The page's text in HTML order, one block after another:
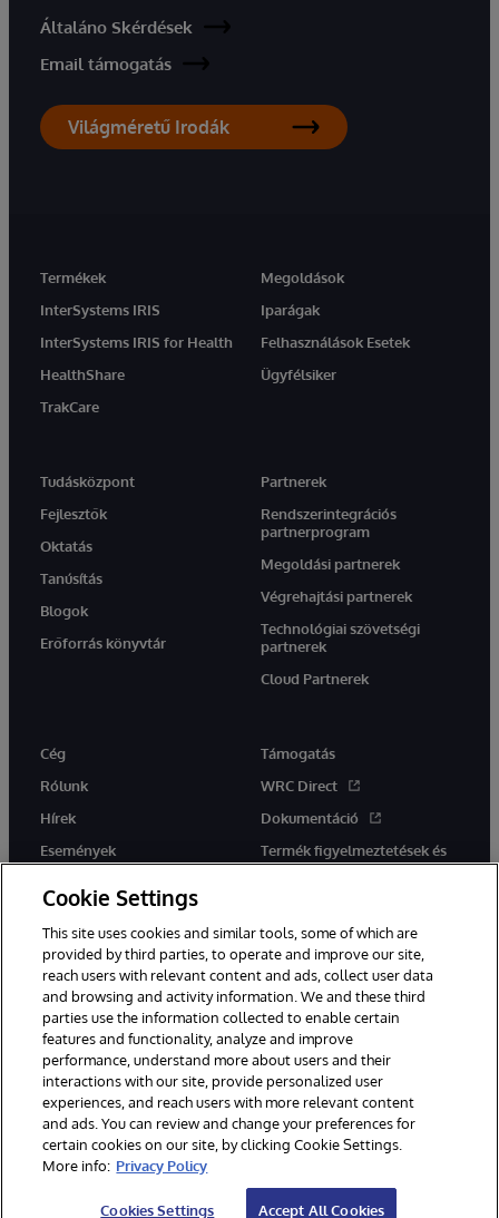
Általáno Skérdések
Email támogatás
Világméretű Irodák
Termékek
InterSystems IRIS
InterSystems IRIS for Health
HealthShare
TrakCare
Megoldások
Iparágak
Felhasználások Esetek
Ügyfélsiker
Tudásközpont
Fejlesztők
Oktatás
Tanúsítás
Blogok
Erőforrás könyvtár
Partnerek
Rendszerintegrációs
partnerprogram
Megoldási partnerek
Végrehajtási partnerek
Technológiai szövetségi
partnerek
Cloud Partnerek
Cég
Rólunk
Hírek
Események
Támogatás
WRC Direct
Dokumentáció
Termék figyelmeztetések és
tanácsok
Ez a weboldal gépi fordítást használ. Bármilyen fordítási konfliktus
esetén az oldal angol nyelvű változata élvez elsőbbséget.
© 1996-2026 InterSystems Corporation, Boston, MA. Minden jog
fenntartva.
Értesítések/Feltételek és feltételek
Adatvédelmi nyilatkozat
Garancia
Hozzáférhetőség
Cookie Settings
This site uses cookies and similar tools, some of which are
provided by third parties, to operate and improve our site,
reach users with relevant content and ads, collect user data
and browsing and activity information. We and these third
parties use the information collected to enable certain
features and functionality, analyze and improve
performance, understand more about users and their
interactions with our site, provide personalized user
experiences, and reach users with more relevant content
and ads. You can review and change your preferences for
certain cookies on our site, by clicking Cookie Settings.
More info: Privacy Policy
Cookies Settings Accept All Cookies